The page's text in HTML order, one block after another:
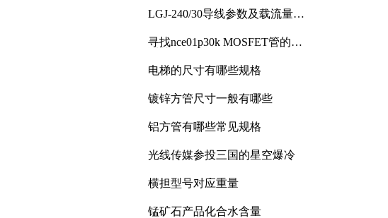
LGJ-240/30导线参数及载流量解
寻找nce01p30k MOSFET管的合
电梯的尺寸有哪些规格
镀锌方管尺寸一般有哪些
铝方管有哪些常见规格
光线传媒参投三国的星空爆冷
横担型号对应重量
锰矿石产品化合水含量